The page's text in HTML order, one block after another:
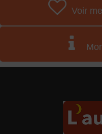
Voir